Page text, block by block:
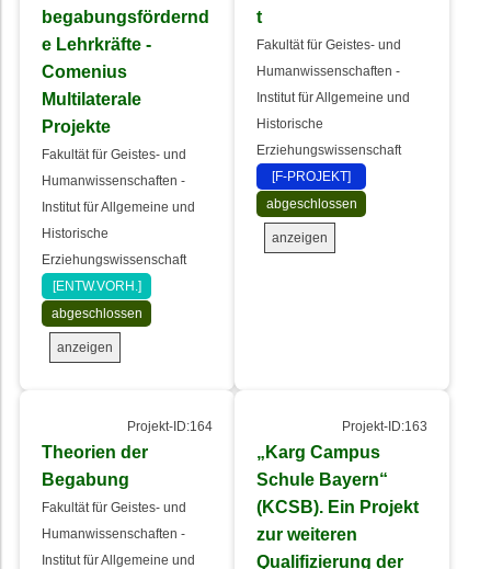
begabungsfördernd
e Lehrkräfte -
Comenius
Multilaterale
Projekte
Fakultät für Geistes- und
Humanwissenschaften -
Institut für Allgemeine und
Historische
Erziehungswissenschaft
[ENTW.VORH.]
abgeschlossen
anzeigen
t
Fakultät für Geistes- und
Humanwissenschaften -
Institut für Allgemeine und
Historische
Erziehungswissenschaft
[F-PROJEKT]
abgeschlossen
anzeigen
Projekt-ID:164
Theorien der
Begabung
Fakultät für Geistes- und
Humanwissenschaften -
Institut für Allgemeine und
Projekt-ID:163
„Karg Campus
Schule Bayern“
(KCSB). Ein Projekt
zur weiteren
Qualifizierung der